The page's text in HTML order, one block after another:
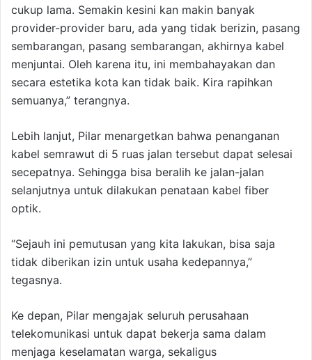
cukup lama. Semakin kesini kan makin banyak
provider-provider baru, ada yang tidak berizin, pasang
sembarangan, pasang sembarangan, akhirnya kabel
menjuntai. Oleh karena itu, ini membahayakan dan
secara estetika kota kan tidak baik. Kira rapihkan
semuanya,” terangnya.
Lebih lanjut, Pilar menargetkan bahwa penanganan
kabel semrawut di 5 ruas jalan tersebut dapat selesai
secepatnya. Sehingga bisa beralih ke jalan-jalan
selanjutnya untuk dilakukan penataan kabel fiber
optik.
“Sejauh ini pemutusan yang kita lakukan, bisa saja
tidak diberikan izin untuk usaha kedepannya,”
tegasnya.
Ke depan, Pilar mengajak seluruh perusahaan
telekomunikasi untuk dapat bekerja sama dalam
menjaga keselamatan warga, sekaligus